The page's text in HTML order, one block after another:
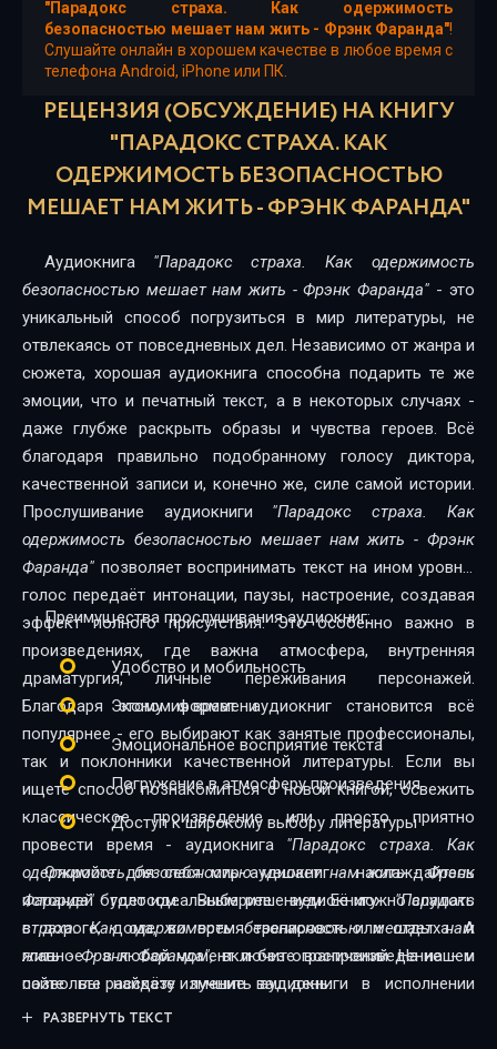
"Парадокс страха. Как одержимость
безопасностью мешает нам жить - Фрэнк Фаранда"!
Слушайте онлайн в хорошем качестве в любое время с
телефона Android, iPhone или ПК.
РЕЦЕНЗИЯ (ОБСУЖДЕНИЕ) НА КНИГУ
"ПАРАДОКС СТРАХА. КАК
ОДЕРЖИМОСТЬ БЕЗОПАСНОСТЬЮ
МЕШАЕТ НАМ ЖИТЬ - ФРЭНК ФАРАНДА"
Аудиокнига "Парадокс страха. Как одержимость
безопасностью мешает нам жить - Фрэнк Фаранда" - это
уникальный способ погрузиться в мир литературы, не
отвлекаясь от повседневных дел. Независимо от жанра и
сюжета, хорошая аудиокнига способна подарить те же
эмоции, что и печатный текст, а в некоторых случаях -
даже глубже раскрыть образы и чувства героев. Всё
благодаря правильно подобранному голосу диктора,
качественной записи и, конечно же, силе самой истории.
Прослушивание аудиокниги "Парадокс страха. Как
одержимость безопасностью мешает нам жить - Фрэнк
Фаранда" позволяет воспринимать текст на ином уровне:
голос передаёт интонации, паузы, настроение, создавая
эффект полного присутствия. Это особенно важно в
произведениях, где важна атмосфера, внутренняя
драматургия, личные переживания персонажей.
Благодаря этому формат аудиокниг становится всё
популярнее - его выбирают как занятые профессионалы,
так и поклонники качественной литературы. Если вы
ищете способ познакомиться с новой книгой, освежить
классическое произведение или просто приятно
провести время - аудиокнига "Парадокс страха. Как
одержимость безопасностью мешает нам жить - Фрэнк
Фаранда" будет идеальным решением. Её можно слушать
в дороге, дома, во время тренировок или отдыха. А
главное - в любой момент и без ограничений. На нашем
сайте вы найдёте лучшие аудиокниги в исполнении
талантливых чтецов. Каждая озвучка тщательно
Преимущества прослушивания аудиокниг:
Удобство и мобильность
Экономия времени
Эмоциональное восприятие текста
Погружение в атмосферу произведения
Доступ к широкому выбору литературы
Откройте для себя мир аудиокниг - наслаждайтесь
историей голосом. Выберите аудиокнигу"Парадокс
страха. Как одержимость безопасностью мешает нам
жить - Фрэнк Фаранда", включите воспроизведение - и
позвольте рассказу изменить ваш день.
РАЗВЕРНУТЬ ТЕКСТ